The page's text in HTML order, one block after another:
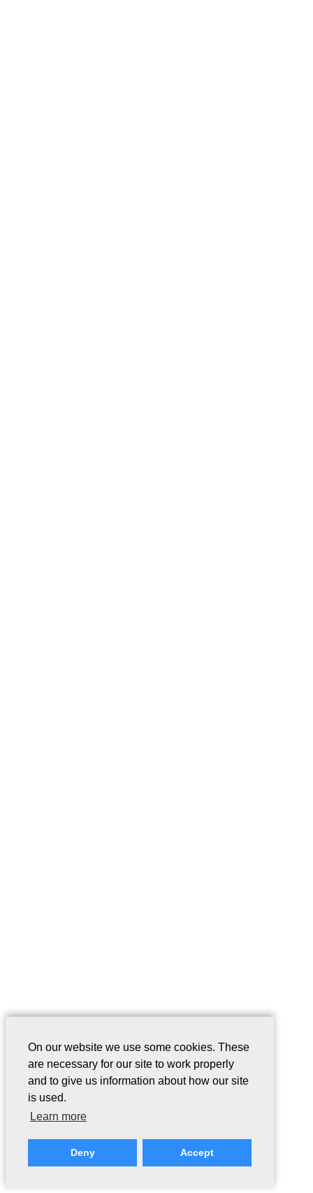
On our website we use some cookies. These
are necessary for our site to work properly
and to give us information about how our site
is used.
Learn more
Deny Accept